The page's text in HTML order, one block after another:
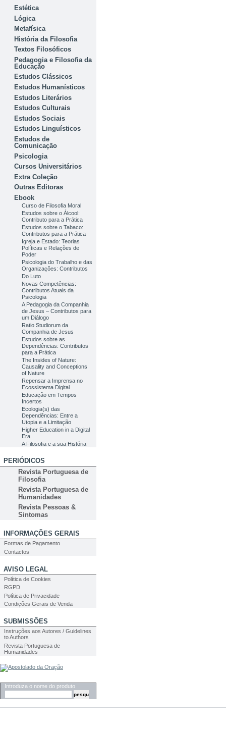
Estética
Lógica
Metafísica
História da Filosofia
Textos Filosóficos
Pedagogia e Filosofia da
Educação
Estudos Clássicos
Estudos Humanísticos
Estudos Literários
Estudos Culturais
Estudos Sociais
Estudos Linguísticos
Estudos de
Comunicação
Psicologia
Cursos Universitários
Extra Coleção
Outras Editoras
Ebook
Curso de Filosofia Moral
Estudos sobre o Álcool:
Contributo para a Prática
Estudos sobre o Tabaco:
Contributos para a Prática
Igreja e Estado: Teorias
Políticas e Relações de
Poder
Psicologia do Trabalho e das
Organizações: Contributos
Do Luto
Novas Competências:
Contributos Atuais da
Psicologia
A Pedagogia da Companhia
de Jesus – Contributos para
um Diálogo
Ratio Studiorum da
Companhia de Jesus
Estudos sobre as
Dependências: Contributos
para a Prática
The Insides of Nature:
Causality and Conceptions
of Nature
Repensar a Imprensa no
Ecossistema Digital
Educação em Tempos
Incertos
Ecologia(s) das
Dependências: Entre a
Utopia e a Limitação
Higher Education in a Digital
Era
A Filosofia e a sua História
PERIÓDICOS
Revista Portuguesa de
Filosofia
Revista Portuguesa de
Humanidades
Revista Pessoas &
Sintomas
INFORMAÇÕES GERAIS
Formas de Pagamento
Contactos
AVISO LEGAL
Política de Cookies
RGPD
Política de Privacidade
Condições Gerais de Venda
SUBMISSÕES
Instruções aos Autores / Guidelines
to Authors
Revista Portuguesa de
Humanidades
Introduza o nome do produto